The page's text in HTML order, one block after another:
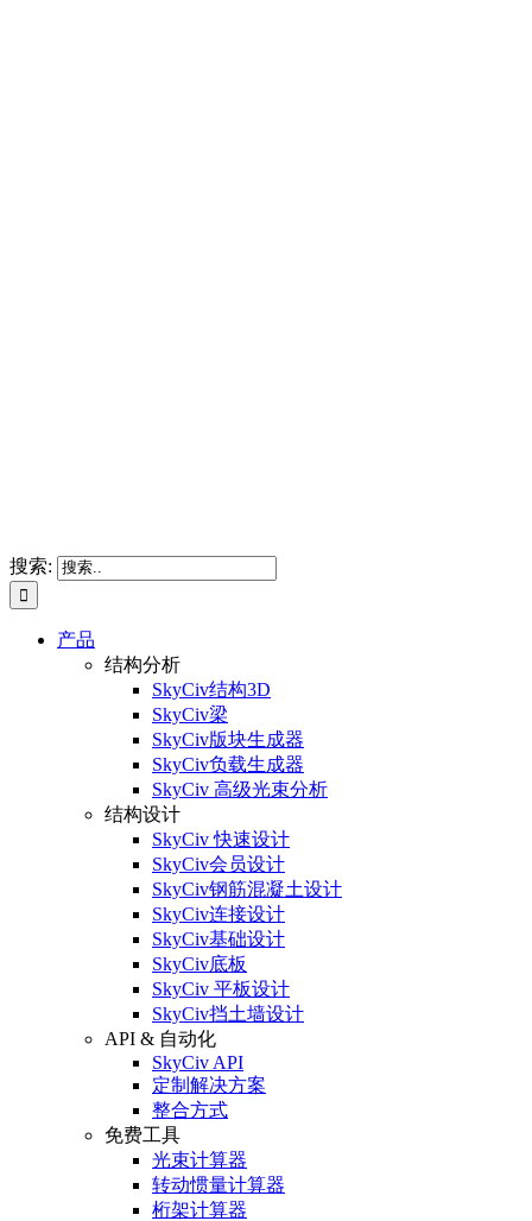
搜索:
产品
结构分析
SkyCiv结构3D
SkyCiv梁
SkyCiv版块生成器
SkyCiv负载生成器
SkyCiv 高级光束分析
结构设计
SkyCiv 快速设计
SkyCiv会员设计
SkyCiv钢筋混凝土设计
SkyCiv连接设计
SkyCiv基础设计
SkyCiv底板
SkyCiv 平板设计
SkyCiv挡土墙设计
API & 自动化
SkyCiv API
定制解决方案
整合方式
免费工具
光束计算器
转动惯量计算器
桁架计算器